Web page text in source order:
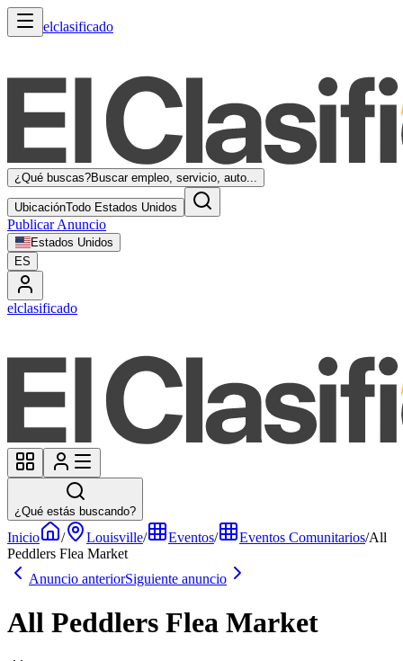
elclasificado
¿Qué buscas?Buscar empleo, servicio, auto...
UbicaciónTodo Estados Unidos
Publicar Anuncio
Estados Unidos
ES
elclasificado
¿Qué estás buscando?
Inicio / Louisville/ Eventos/ Eventos Comunitarios/All
Peddlers Flea Market
Anuncio anteriorSiguiente anuncio
All Peddlers Flea Market